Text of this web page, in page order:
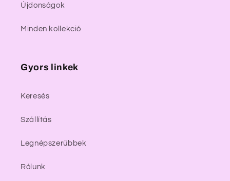
Újdonságok
Minden kollekció
Gyors linkek
Keresés
Szállítás
Legnépszerűbbek
Rólunk